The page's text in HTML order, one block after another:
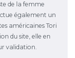
de la femme
également un
américaines Tori
du site, elle en
validation.